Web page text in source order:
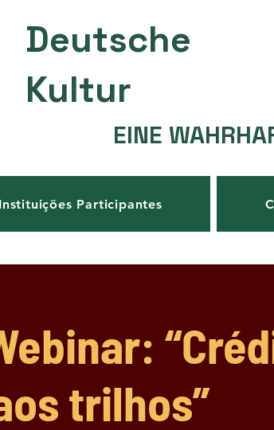
Deutsche
Kultur
EINE
Instituições Participantes
trilhos”